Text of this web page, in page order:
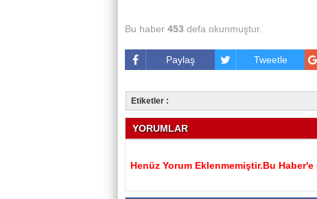
Bu haber 453 defa okunmuştur.
Paylaş Tweetle
Etiketler :
YORUMLAR
Henüz Yorum Eklenmemiştir.Bu